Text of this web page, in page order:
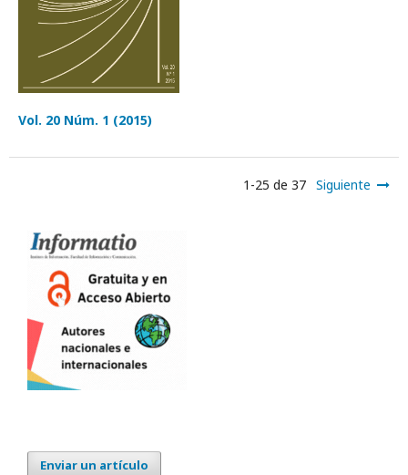
Vol. 20 Núm. 1 (2015)
1-25 de 37 Siguiente
Enviar un artículo